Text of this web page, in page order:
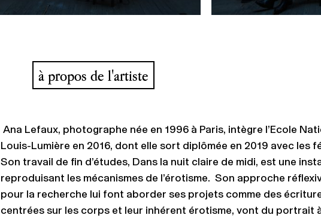
à propos de l'artiste
Ana Lefaux, photographe née en 1996 à Paris, intègre l’Ecole
Louis-Lumière en 2016, dont elle sort diplômée en 2019 avec les
Son travail de fin d’études, Dans la nuit claire de midi, est une
reproduisant les mécanismes de l’érotisme. Son approche
pour la recherche lui font aborder ses projets comme des
centrées sur les corps et leur inhérent érotisme, vont du portrait